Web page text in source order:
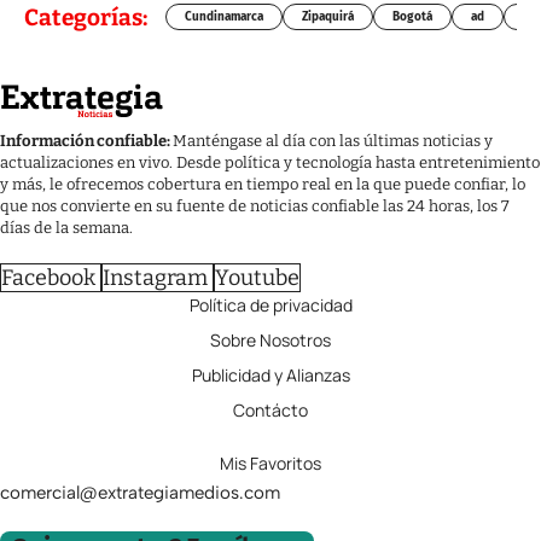
Categorías: Cundinamarca Zipaquirá Bogotá ad
Información confiable:Manténgase al día con las últimas noticias y
actualizaciones en vivo. Desde política y tecnología hasta entretenimiento
y más, le ofrecemos cobertura en tiempo real en la que puede confiar, lo
que nos convierte en su fuente de noticias confiable las 24 horas, los 7
días de la semana.
Facebook Instagram Youtube
Política de privacidad
Sobre Nosotros
Publicidad y Alianzas
Contácto
Mis Favoritos
comercial@extrategiamedios.com